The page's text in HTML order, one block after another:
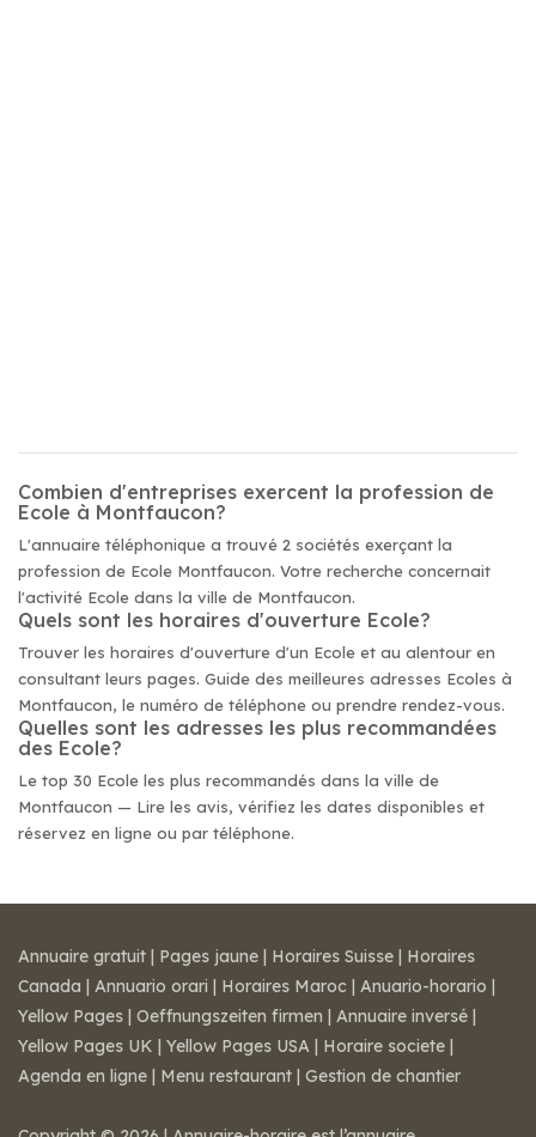
Combien d'entreprises exercent la profession de
Ecole à Montfaucon?
L'annuaire téléphonique a trouvé 2 sociétés exerçant la
profession de Ecole Montfaucon. Votre recherche concernait
l'activité Ecole dans la ville de Montfaucon.
Quels sont les horaires d'ouverture Ecole?
Trouver les horaires d'ouverture d'un Ecole et au alentour en
consultant leurs pages. Guide des meilleures adresses Ecoles à
Montfaucon, le numéro de téléphone ou prendre rendez-vous.
Quelles sont les adresses les plus recommandées
des Ecole?
Le top 30 Ecole les plus recommandés dans la ville de
Montfaucon — Lire les avis, vérifiez les dates disponibles et
réservez en ligne ou par téléphone.
Annuaire gratuit | Pages jaune | Horaires Suisse | Horaires
Canada | Annuario orari | Horaires Maroc | Anuario-horario |
Yellow Pages | Oeffnungszeiten firmen | Annuaire inversé |
Yellow Pages UK | Yellow Pages USA | Horaire societe |
Agenda en ligne | Menu restaurant | Gestion de chantier